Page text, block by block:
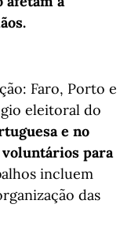
Faro, Porto e
eleitoral do
e no
para
incluem
das